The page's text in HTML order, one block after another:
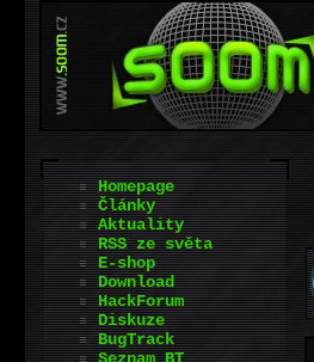
Homepage
Články
Aktuality
RSS ze světa
E-shop
Download
HackForum
Diskuze
BugTrack
Seznam BT